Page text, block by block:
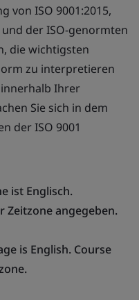
von ISO 9001:2015,
der ISO-genormten
die wichtigsten
zu interpretieren
Ihrer
Sie sich in dem
der ISO 9001
ist Englisch.
Zeitzone angegeben.
is English. Course